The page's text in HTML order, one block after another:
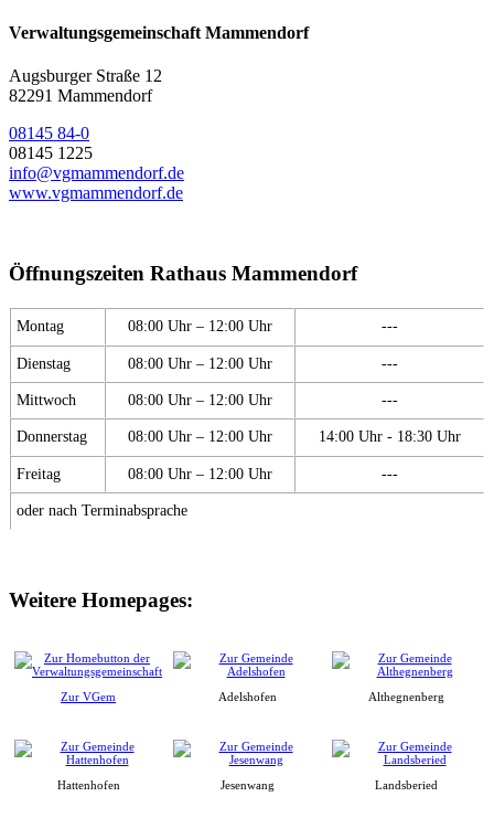
Verwaltungsgemeinschaft Mammendorf
Augsburger Straße 12
82291 Mammendorf
08145 84-0
08145 1225
info@vgmammendorf.de
www.vgmammendorf.de
Öffnungszeiten Rathaus Mammendorf
Montag 08:00 Uhr – 12:00 Uhr ---
Dienstag 08:00 Uhr – 12:00 Uhr ---
Mittwoch 08:00 Uhr – 12:00 Uhr ---
Donnerstag 08:00 Uhr – 12:00 Uhr 14:00 Uhr - 18:30 Uhr
Freitag 08:00 Uhr – 12:00 Uhr ---
oder nach Terminabsprache
Weitere Homepages:
Zur VGem Adelshofen Althegnenberg
Hattenhofen Jesenwang Landsberied